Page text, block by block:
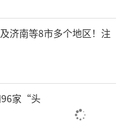
济南等8市多个地区！注
96家“头